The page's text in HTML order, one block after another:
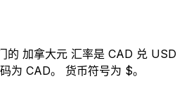
的 加拿大元 汇率是 CAD 兑 USD
为 CAD。 货币符号为 $。